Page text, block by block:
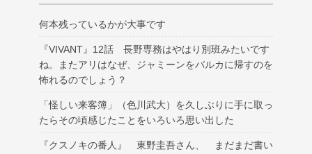
何本残っているかが大事です
『VIVANT』12話 長野専務はやはり別班みたいです
ね。またアリはなぜ、ジャミーンをバルカに帰すのを
怖れるのでしょう？
「怪しい来客簿」（色川武大）を久しぶりに手に取っ
たらその頃感じたことをいろいろ思い出した
『クスノキの番人』 東野圭吾さん、 まだまだ書い